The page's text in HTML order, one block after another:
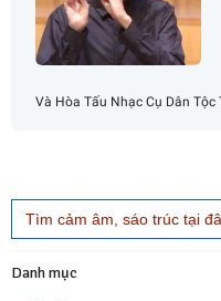
Và Hòa Tấu Nhạc Cụ Dân Tộc
Search
for:
Danh mục